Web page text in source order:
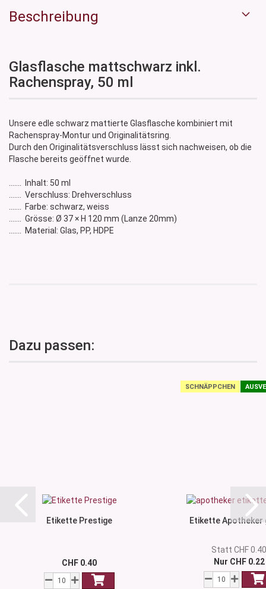
Beschreibung
Glasflasche mattschwarz inkl.
Rachenspray, 50 ml
Unsere edle schwarz mattierte Glasflasche kombiniert mit
Rachenspray-Montur und Originalitätsring.
Durch den Originalitätsverschluss lässt sich nachweisen, ob die
Flasche bereits geöffnet wurde.
....... Inhalt: 50 ml
....... Verschluss: Drehverschluss
....... Farbe: schwarz, weiss
....... Grösse: Ø 37 × H 120 mm (Lanze 20mm)
....... Material: Glas, PP, HDPE
Dazu passen:
Etikette Prestige
CHF 0.40
SCHNÄPPCHEN
Etikette Apotheker
Statt CHF
Nur CHF 0.22